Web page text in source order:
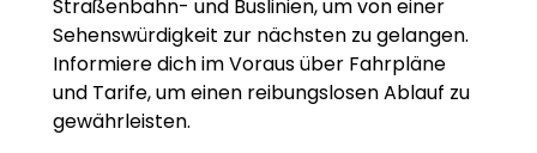
Straßenbahn- und Buslinien, um von einer
Sehenswürdigkeit zur nächsten zu gelangen.
Informiere dich im Voraus über Fahrpläne
und Tarife, um einen reibungslosen Ablauf zu
gewährleisten.